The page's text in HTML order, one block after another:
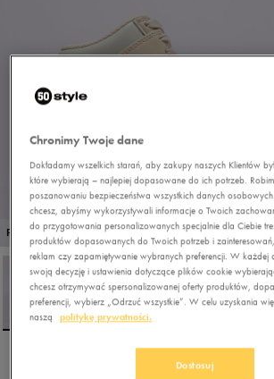
PROMO: DO -30%
Chronimy Twoje dane
Dokładamy wszelkich starań, aby zakupy naszych Klientów
które wybierają – najlepiej dopasowane do ich potrzeb.
poszanowaniu bezpieczeństwa wszystkich danych
chcesz, abyśmy wykorzystywali informacje o Twoich
do przygotowania personalizowanych specjalnie dla Ciebie
produktów dopasowanych do Twoich potrzeb i
reklam czy zapamiętywanie wybranych preferencji. W każdej
swoją decyzję i ustawienia dotyczące plików cookie
chcesz otrzymywać spersonalizowanej oferty produktów,
preferencji, wybierz „Odrzuć wszystkie”. W celu uzyskania
naszą
politykę prywatności.
Dostosuj